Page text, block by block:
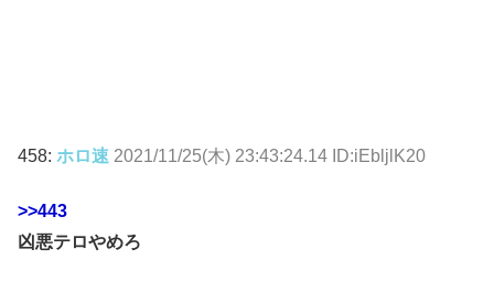
458: ホロ速 2021/11/25(木) 23:43:24.14 ID:iEbljlK20
>>443
凶悪テロやめろ